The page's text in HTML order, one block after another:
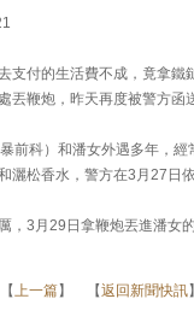
支付的生活費不成，竟拿
鞭炮，昨天再度被警方函
前科）和潘女外遇多年，
松香水，警方在3月27日
，3月29日拿鞭炮丟進潘女
【上一篇】 【返回新聞快訊